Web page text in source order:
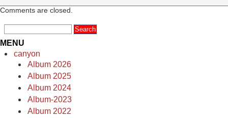
Comments are closed.
MENU
canyon
Album 2026
Album 2025
Album 2024
Album-2023
Album 2022